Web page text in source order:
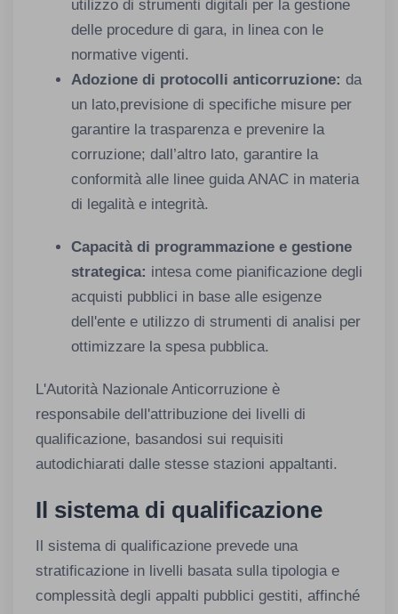
utilizzo di strumenti digitali per la gestione
delle procedure di gara, in linea con le
normative vigenti.​
Adozione di protocolli anticorruzione: da
un lato,previsione di specifiche misure per
garantire la trasparenza e prevenire la
corruzione; dall’altro lato, garantire la
conformità alle linee guida ANAC in materia
di legalità e integrità.
Capacità di programmazione e gestione
strategica: intesa come pianificazione degli
acquisti pubblici in base alle esigenze
dell'ente e utilizzo di strumenti di analisi per
ottimizzare la spesa pubblica.
L'Autorità Nazionale Anticorruzione è
responsabile dell'attribuzione dei livelli di
qualificazione, basandosi sui requisiti
autodichiarati dalle stesse stazioni appaltanti.
Il sistema di qualificazione
Il sistema di qualificazione prevede una
stratificazione in livelli basata sulla tipologia e
complessità degli appalti pubblici gestiti, affinché